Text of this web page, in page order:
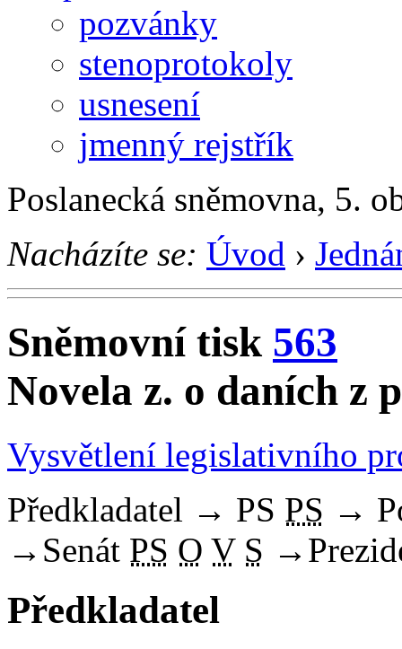
pozvánky
stenoprotokoly
usnesení
jmenný rejstřík
Poslanecká sněmovna, 5.
Nacházíte se: Úvod ›
Sněmovní tisk 563
Novela z. o daních z
Vysvětlení legislativního
Předkladatel → PS PS →
→ Senát PS O V S →
Předkladatel